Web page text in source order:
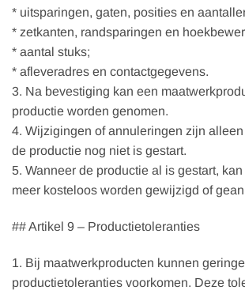
* uitsparingen, gaten, posities en
* zetkanten, randsparingen en
* aantal stuks;
* afleveradres en contactgegevens.
3. Na bevestiging kan een
productie worden genomen.
4. Wijzigingen of annuleringen zijn
de productie nog niet is gestart.
5. Wanneer de productie al is gestart,
meer kosteloos worden gewijzigd of
## Artikel 9 – Productietoleranties
1. Bij maatwerkproducten kunnen geringe
productietoleranties voorkomen. Deze